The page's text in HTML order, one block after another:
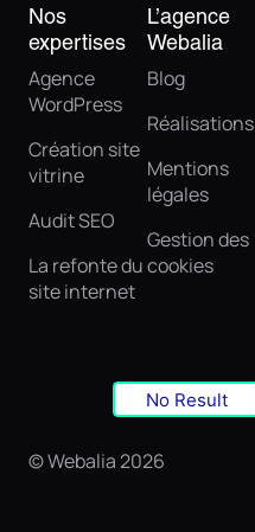
Nos
expertises
Agence
WordPress
Création site
vitrine
Audit SEO
La refonte du
site internet
L’agence
Webalia
Blog
Réalisations
Mentions
légales
Gestion des
cookies
No Result
© Webalia 2026